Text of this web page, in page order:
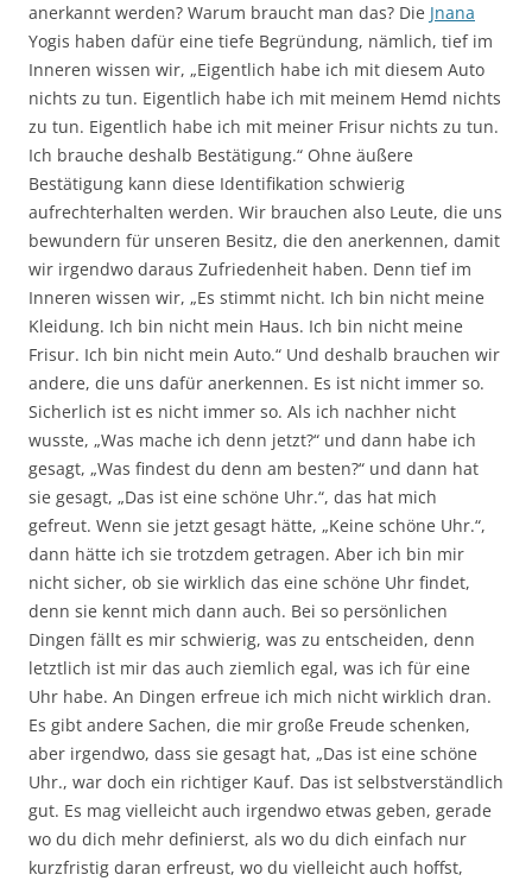
anerkannt werden? Warum braucht man das? Die Jnana
Yogis haben dafür eine tiefe Begründung, nämlich, tief im
Inneren wissen wir, „Eigentlich habe ich mit diesem Auto
nichts zu tun. Eigentlich habe ich mit meinem Hemd nichts
zu tun. Eigentlich habe ich mit meiner Frisur nichts zu tun.
Ich brauche deshalb Bestätigung.“ Ohne äußere
Bestätigung kann diese Identifikation schwierig
aufrechterhalten werden. Wir brauchen also Leute, die uns
bewundern für unseren Besitz, die den anerkennen, damit
wir irgendwo daraus Zufriedenheit haben. Denn tief im
Inneren wissen wir, „Es stimmt nicht. Ich bin nicht meine
Kleidung. Ich bin nicht mein Haus. Ich bin nicht meine
Frisur. Ich bin nicht mein Auto.“ Und deshalb brauchen wir
andere, die uns dafür anerkennen. Es ist nicht immer so.
Sicherlich ist es nicht immer so. Als ich nachher nicht
wusste, „Was mache ich denn jetzt?“ und dann habe ich
gesagt, „Was findest du denn am besten?“ und dann hat
sie gesagt, „Das ist eine schöne Uhr.“, das hat mich
gefreut. Wenn sie jetzt gesagt hätte, „Keine schöne Uhr.“,
dann hätte ich sie trotzdem getragen. Aber ich bin mir
nicht sicher, ob sie wirklich das eine schöne Uhr findet,
denn sie kennt mich dann auch. Bei so persönlichen
Dingen fällt es mir schwierig, was zu entscheiden, denn
letztlich ist mir das auch ziemlich egal, was ich für eine
Uhr habe. An Dingen erfreue ich mich nicht wirklich dran.
Es gibt andere Sachen, die mir große Freude schenken,
aber irgendwo, dass sie gesagt hat, „Das ist eine schöne
Uhr., war doch ein richtiger Kauf. Das ist selbstverständlich
gut. Es mag vielleicht auch irgendwo etwas geben, gerade
wo du dich mehr definierst, als wo du dich einfach nur
kurzfristig daran erfreust, wo du vielleicht auch hoffst,